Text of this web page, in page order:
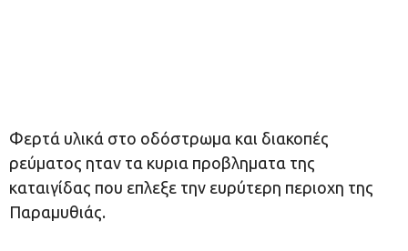
Φερτά υλικά στο οδόστρωμα και διακοπές
ρεύματος ηταν τα κυρια προβληματα της
καταιγίδας που επλεξε την ευρύτερη περιοχη της
Παραμυθιάς.